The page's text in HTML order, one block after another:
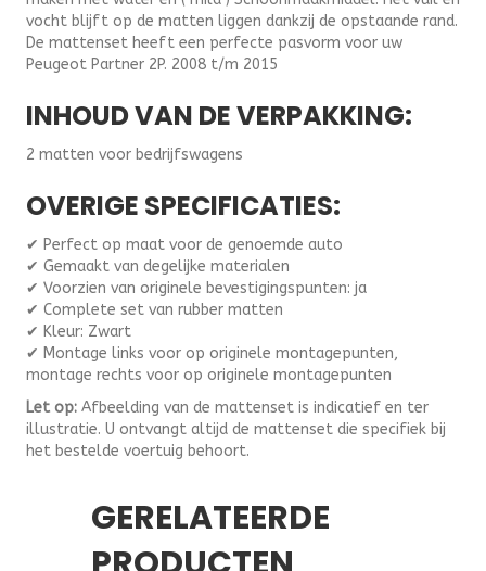
vocht blijft op de matten liggen dankzij de opstaande rand.
De mattenset heeft een perfecte pasvorm voor uw
Peugeot Partner 2P. 2008 t/m 2015
INHOUD VAN DE VERPAKKING:
2 matten voor bedrijfswagens
OVERIGE SPECIFICATIES:
✔ Perfect op maat voor de genoemde auto
✔ Gemaakt van degelijke materialen
✔ Voorzien van originele bevestigingspunten: ja
✔ Complete set van rubber matten
✔ Kleur: Zwart
✔ Montage links voor op originele montagepunten,
montage rechts voor op originele montagepunten
Let op: Afbeelding van de mattenset is indicatief en ter
illustratie. U ontvangt altijd de mattenset die specifiek bij
het bestelde voertuig behoort.
GERELATEERDE